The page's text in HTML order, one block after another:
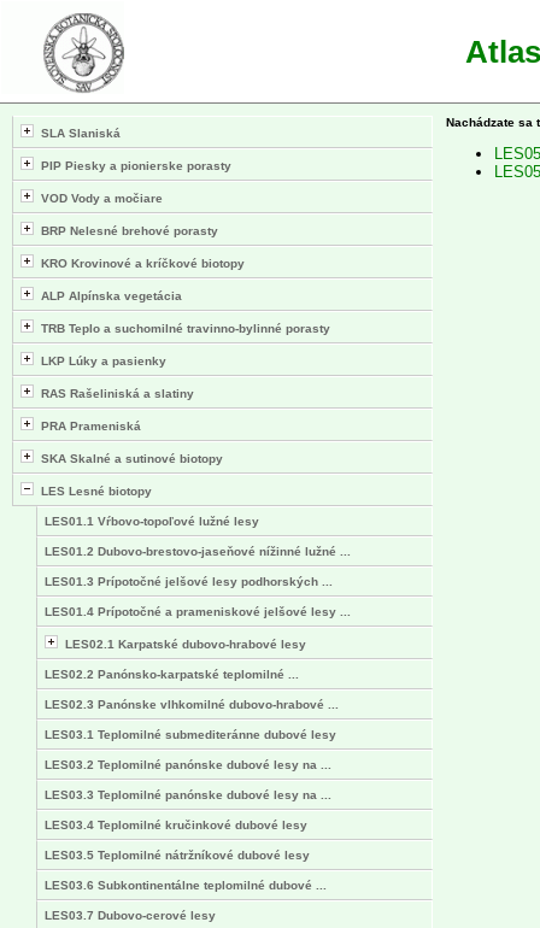
SLA Slaniská
PIP Piesky a pionierske porasty
VOD Vody a močiare
BRP Nelesné brehové porasty
KRO Krovinové a kríčkové biotopy
ALP Alpínska vegetácia
TRB Teplo a suchomilné travinno-bylinné porasty
LKP Lúky a pasienky
RAS Rašeliniská a slatiny
PRA Prameniská
SKA Skalné a sutinové biotopy
LES Lesné biotopy
LES01.1 Vŕbovo-topoľové lužné lesy
LES01.2 Dubovo-brestovo-jaseňové nížinné lužné ...
LES01.3 Prípotočné jelšové lesy podhorských ...
LES01.4 Prípotočné a prameniskové jelšové lesy ...
LES02.1 Karpatské dubovo-hrabové lesy
LES02.2 Panónsko-karpatské teplomilné ...
LES02.3 Panónske vlhkomilné dubovo-hrabové ...
LES03.1 Teplomilné submediteránne dubové lesy
LES03.2 Teplomilné panónske dubové lesy na ...
LES03.3 Teplomilné panónske dubové lesy na ...
LES03.4 Teplomilné kručinkové dubové lesy
LES03.5 Teplomilné nátržníkové dubové lesy
LES03.6 Subkontinentálne teplomilné dubové ...
LES03.7 Dubovo-cerové lesy
Nachádzate sa